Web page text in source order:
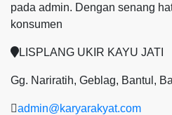
pada admin. Dengan senang
konsumen
LISPLANG UKIR KAYU JATI
Gg. Nariratih, Geblag, Bantul,
admin@karyarakyat.com